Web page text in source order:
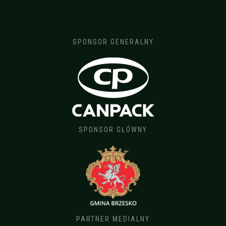
SPONSOR GENERALNY
SPONSOR GŁÓWNY
PARTNER MEDIALNY